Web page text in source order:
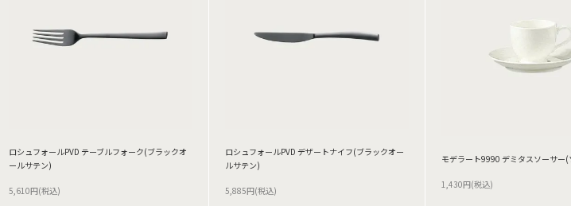
ロシュフォールPVD テーブルフォーク(ブラックオ
ールサテン)
5,610円(税込)
ロシュフォールPVD デザートナイフ(ブラックオー
ルサテン)
5,885円(税込)
モデラート9990 デミタスソーサー
1,430円(税込)